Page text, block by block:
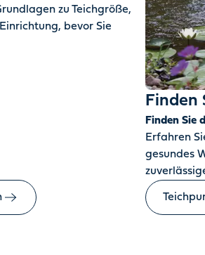
zu Teichgröße,
bevor Sie
Finden
Finden Sie
Erfahren
gesundes